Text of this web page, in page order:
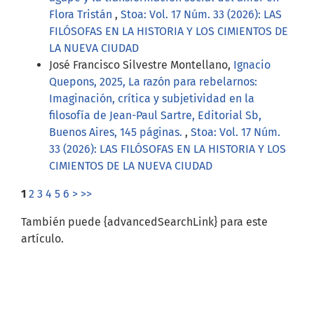
Flora Tristán , Stoa: Vol. 17 Núm. 33 (2026): LAS
FILÓSOFAS EN LA HISTORIA Y LOS CIMIENTOS DE
LA NUEVA CIUDAD
José Francisco Silvestre Montellano, Ignacio
Quepons, 2025, La razón para rebelarnos:
Imaginación, crítica y subjetividad en la
filosofía de Jean-Paul Sartre, Editorial Sb,
Buenos Aires, 145 páginas. , Stoa: Vol. 17 Núm.
33 (2026): LAS FILÓSOFAS EN LA HISTORIA Y LOS
CIMIENTOS DE LA NUEVA CIUDAD
1 2 3 4 5 6 > >>
También puede {advancedSearchLink} para este
artículo.